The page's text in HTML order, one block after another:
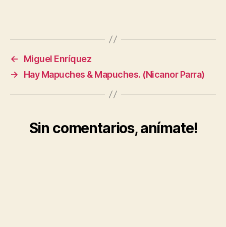
←
Miguel Enríquez
→
Hay Mapuches & Mapuches. (Nicanor Parra)
Sin comentarios, anímate!